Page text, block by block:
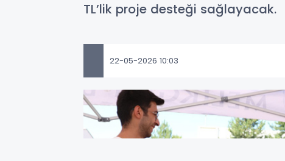
TL’lik proje desteği sağlayacak.
22-05-2026 10:03